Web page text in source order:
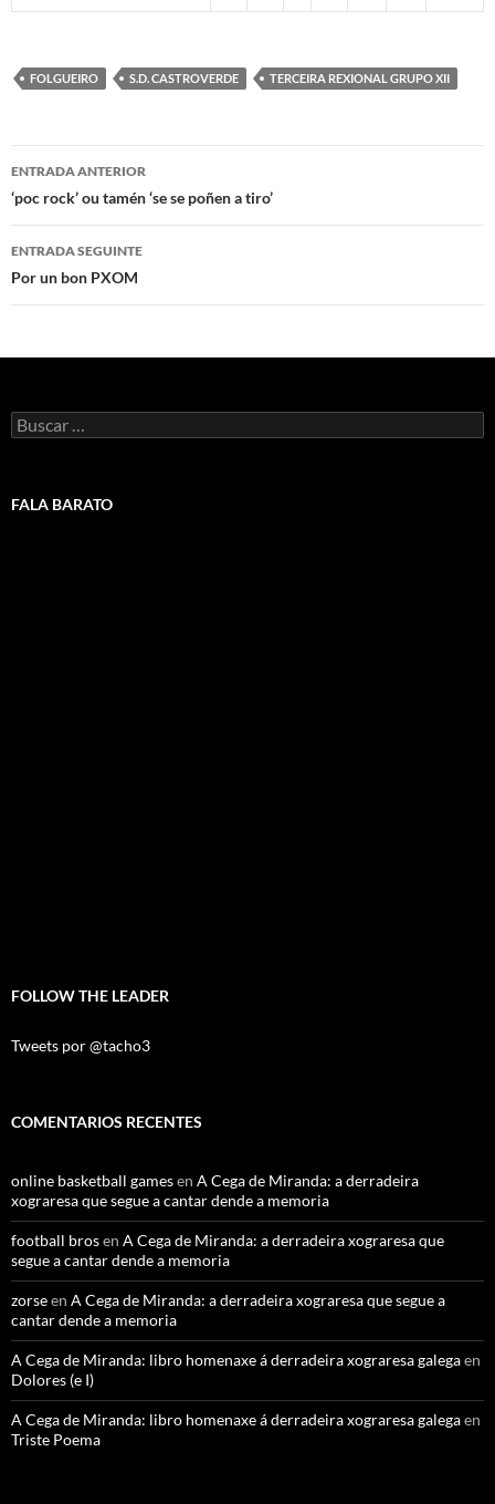
FOLGUEIRO S.D. CASTROVERDE TERCEIRA REXIONAL GRUPO XII
Navegación
de
artigos
ENTRADA ANTERIOR
‘poc rock’ ou tamén ‘se se poñen a tiro’
ENTRADA SEGUINTE
Por un bon PXOM
Buscar:
FALA BARATO
FOLLOW THE LEADER
Tweets por @tacho3
COMENTARIOS RECENTES
online basketball gamesen A Cega de Miranda: a derradeira
xograresa que segue a cantar dende a memoria
football brosen A Cega de Miranda: a derradeira xograresa que
segue a cantar dende a memoria
zorseen A Cega de Miranda: a derradeira xograresa que segue a
cantar dende a memoria
A Cega de Miranda: libro homenaxe á derradeira xograresa galegaen
Dolores (e I)
A Cega de Miranda: libro homenaxe á derradeira xograresa galegaen
Triste Poema